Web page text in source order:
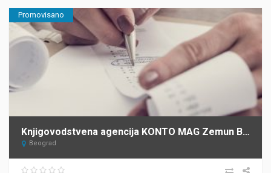
Promovisano
Knjigovodstvena agencija KONTO MAG Zemun Beograd
Beograd